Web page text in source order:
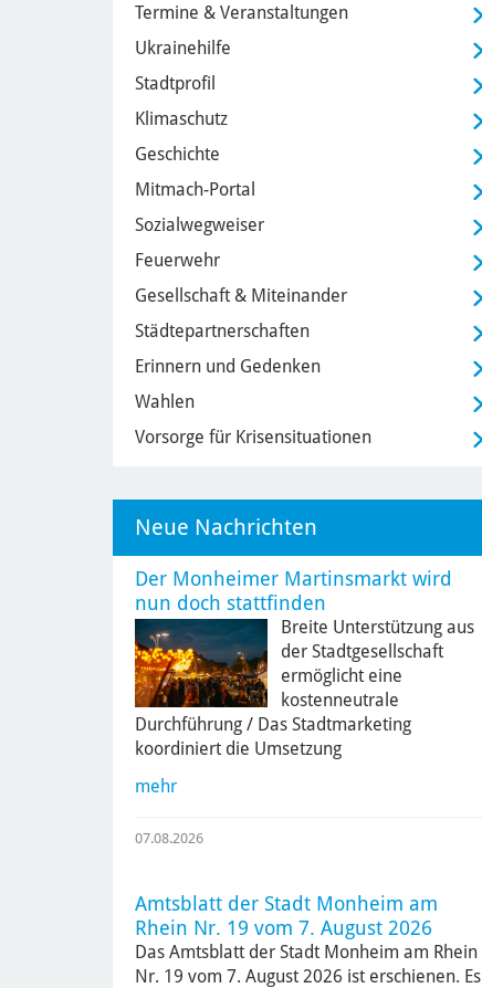
Termine & Veranstaltungen
Ukrainehilfe
Stadtprofil
Klimaschutz
Geschichte
Mitmach-Portal
Sozialwegweiser
Feuerwehr
Gesellschaft & Miteinander
Städtepartnerschaften
Erinnern und Gedenken
Wahlen
Vorsorge für Krisensituationen
Neue Nachrichten
Der Monheimer Martinsmarkt wird
nun doch stattfinden
Breite Unterstützung aus
der Stadtgesellschaft
ermöglicht eine
kostenneutrale
Durchführung / Das Stadtmarketing
koordiniert die Umsetzung
mehr
07.08.2026
Amtsblatt der Stadt Monheim am
Rhein Nr. 19 vom 7. August 2026
Das Amtsblatt der Stadt Monheim am Rhein
Nr. 19 vom 7. August 2026 ist erschienen. Es